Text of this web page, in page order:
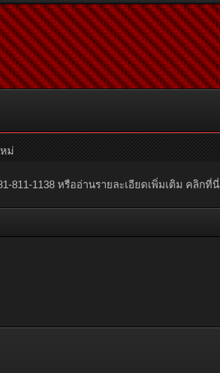
811-1138 หรืออ่านรายละเอียดเพิ่มเติม คลิกที่นี่
ม่